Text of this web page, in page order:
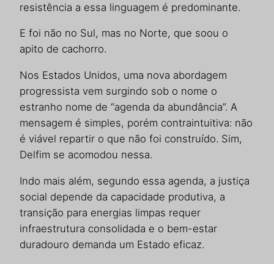
resistência a essa linguagem é predominante.
E foi não no Sul, mas no Norte, que soou o
apito de cachorro.
Nos Estados Unidos, uma nova abordagem
progressista vem surgindo sob o nome o
estranho nome de “agenda da abundância”. A
mensagem é simples, porém contraintuitiva: não
é viável repartir o que não foi construído. Sim,
Delfim se acomodou nessa.
Indo mais além, segundo essa agenda, a justiça
social depende da capacidade produtiva, a
transição para energias limpas requer
infraestrutura consolidada e o bem-estar
duradouro demanda um Estado eficaz.